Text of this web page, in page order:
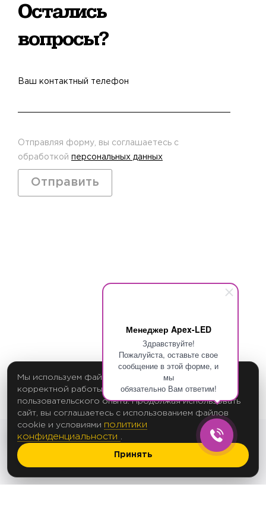
Менеджер Apex-LED
Здравствуйте!
Пожалуйста, оставьте свое
сообщение в этой форме, и
мы
обязательно Вам ответим!
Остались
вопросы?
Ваш контактный телефон
Отправляя форму, вы соглашаетесь с
обработкой персональных данных
Отправить
2017 Создание сайтов
© 2012-2025
Мы используем файлы cookie для обеспечения
корректной работы сайта и улучшения
пользовательского опыта. Продолжая использовать
сайт, вы соглашаетесь с использованием файлов
cookie и условиями политики
конфиденциальности
Принять